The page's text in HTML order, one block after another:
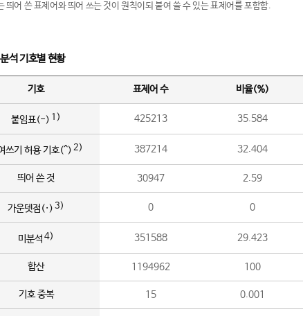
띄어 쓴 표제어와 띄어 쓰는 것이 원칙이되 붙여 쓸 수 있는 표제어를 포함함.
석 기호별 현황
기호 표제어 수 비율(%)
붙임표(-) 1) 425213 35.584
쓰기 허용 기호(^) 2) 387214 32.404
띄어 쓴 것 30947 2.59
가운뎃점(·) 3) 0 0
미분석 4) 351588 29.423
합산 1194962 100
기호 중복 15 0.001